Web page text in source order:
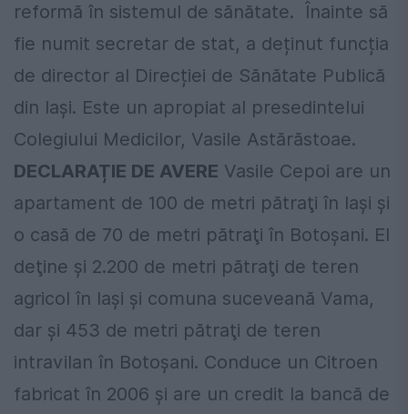
reformă în sistemul de sănătate. Înainte să
fie numit secretar de stat, a deținut funcția
de director al Direcției de Sănătate Publică
din Iași. Este un apropiat al presedintelui
Colegiului Medicilor, Vasile Astărăstoae.
DECLARAȚIE DE AVERE Vasile Cepoi are un
apartament de 100 de metri pătraţi în Iaşi şi
o casă de 70 de metri pătraţi în Botoşani. El
deţine şi 2.200 de metri pătraţi de teren
agricol în Iaşi şi comuna suceveană Vama,
dar şi 453 de metri pătraţi de teren
intravilan în Botoşani. Conduce un Citroen
fabricat în 2006 şi are un credit la bancă de